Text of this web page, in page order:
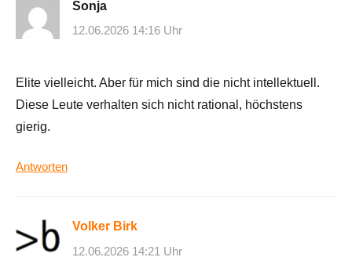
Sonja
12.06.2026 14:16 Uhr
Elite vielleicht. Aber für mich sind die nicht intellektuell.
Diese Leute verhalten sich nicht rational, höchstens
gierig.
Antworten
Volker Birk
12.06.2026 14:21 Uhr